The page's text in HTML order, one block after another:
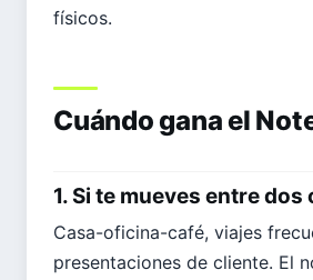
físicos.
Cuándo gana el
1. Si te mueves entre dos
Casa-oficina-café, viajes
presentaciones de cliente. El